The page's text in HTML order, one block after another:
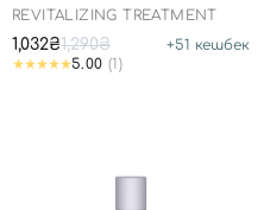
REVITALIZING TREATMENT
1,032₴1,290₴ +51 кешбек
5.00 (1)